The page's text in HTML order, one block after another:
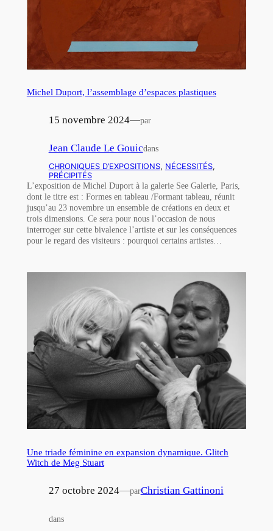
Michel Duport, l’assemblage d’espaces plastiques
15 novembre 2024—par
Jean Claude Le Gouicdans
CHRONIQUES D’EXPOSITIONS, NÉCESSITÉS
PRÉCIPITÉS
L’exposition de Michel Duport à la galerie See Galerie, Paris,
dont le titre est : Formes en tableau /Formant tableau, réunit
jusqu’au 23 novembre un ensemble de créations en deux et
trois dimensions. Ce sera pour nous l’occasion de nous
interroger sur cette bivalence l’artiste et sur les conséquences
pour le regard des visiteurs : pourquoi certains artistes…
Une triade féminine en expansion dynamique. Glitch
Witch de Meg Stuart
27 octobre 2024—parChristian Gattinoni
dans